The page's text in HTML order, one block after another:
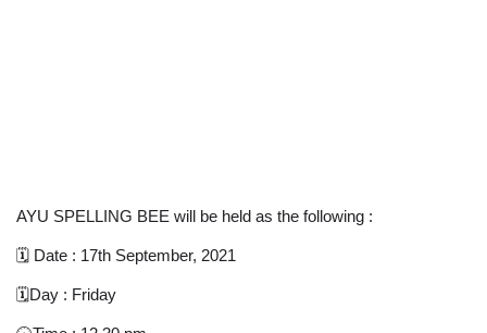
AYU SPELLING BEE will be held as the following :
🗓 Date : 17th September, 2021
🗓Day : Friday